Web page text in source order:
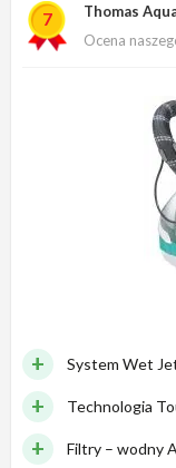
7
Thomas
Ocena
System Wet
Technologia
Filtry – wodny